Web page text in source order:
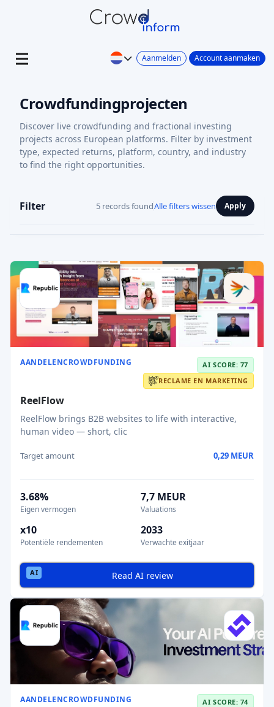
Aanmelden Account aanmaken
Crowdfundingprojecten
Discover live crowdfunding and fractional investing
projects across European platforms. Filter by investment
type, expected returns, platform, country, and industry
to find the right opportunities.
Filter 5 records foundAlle filters wissen Apply
AANDELENCROWDFUNDING
AI SCORE: 77
RECLAME EN MARKETING
ReelFlow
ReelFlow brings B2B websites to life with interactive,
human video — short, clic
Target amount 0,29 MEUR
3.68%
Eigen vermogen
7,7 MEUR
Valuations
x10
Potentiële rendementen
2033
Verwachte exitjaar
Read AI review
AANDELENCROWDFUNDING
AI SCORE: 74